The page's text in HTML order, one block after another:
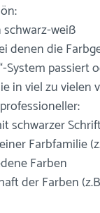
schwarz-weiß
denen die
System passiert
in viel zu
schwarzer
Farbfamilie
Farben
der Farben